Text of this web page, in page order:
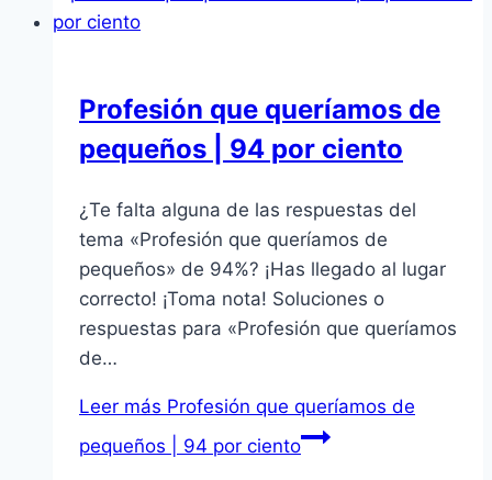
Profesión que queríamos de
pequeños | 94 por ciento
¿Te falta alguna de las respuestas del
tema «Profesión que queríamos de
pequeños» de 94%? ¡Has llegado al lugar
correcto! ¡Toma nota! Soluciones o
respuestas para «Profesión que queríamos
de…
Leer más Profesión que queríamos de
pequeños | 94 por ciento